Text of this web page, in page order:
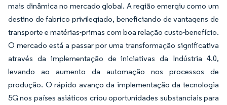
mais dinâmica no mercado global. A região emergiu como um
destino de fabrico privilegiado, beneficiando de vantagens de
transporte e matérias-primas com boa relação custo-benefício.
O mercado está a passar por uma transformação significativa
através da implementação de iniciativas da Indústria 4.0,
levando ao aumento da automação nos processos de
produção. O rápido avanço da implementação da tecnologia
5G nos países asiáticos criou oportunidades substanciais para